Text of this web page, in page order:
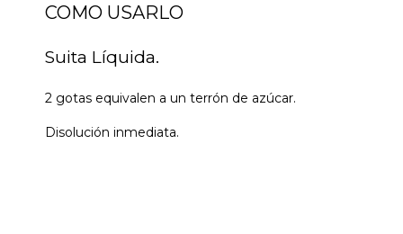
COMO USARLO
Suita Líquida.
2 gotas equivalen a un terrón de azúcar.
Disolución inmediata.